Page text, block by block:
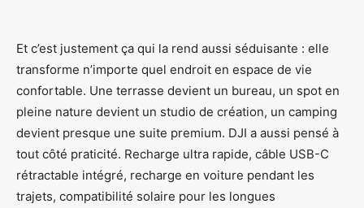
Et c’est justement ça qui la rend aussi séduisante : elle
transforme n’importe quel endroit en espace de vie
confortable. Une terrasse devient un bureau, un spot en
pleine nature devient un studio de création, un camping
devient presque une suite premium. DJI a aussi pensé à
tout côté praticité. Recharge ultra rapide, câble USB-C
rétractable intégré, recharge en voiture pendant les
trajets, compatibilité solaire pour les longues